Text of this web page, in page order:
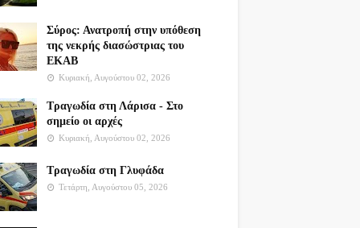
Σύρος: Ανατροπή στην υπόθεση
της νεκρής διασώστριας του
ΕΚΑΒ
Κυριακή, Αυγούστου 02, 2026
Τραγωδία στη Λάρισα - Στο
σημείο οι αρχές
Κυριακή, Αυγούστου 02, 2026
Τραγωδία στη Γλυφάδα
Τετάρτη, Αυγούστου 05, 2026